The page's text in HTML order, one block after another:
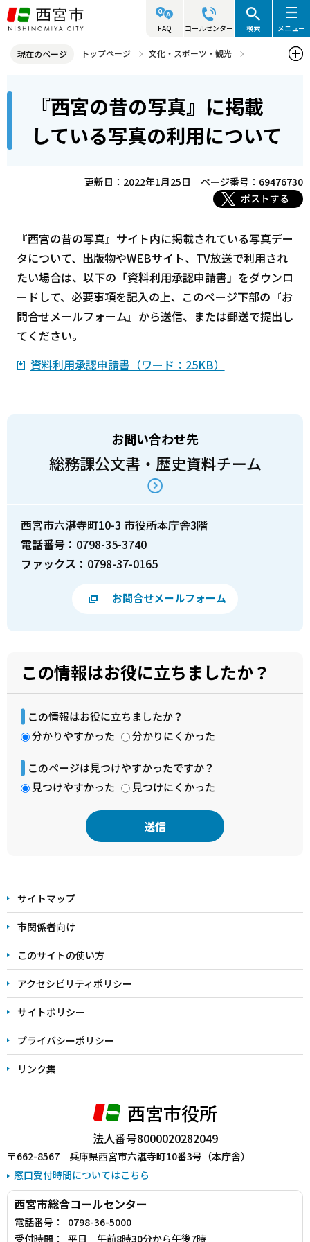
こ
の
ジ
頭
FAQ コールセンター 検索 メニュー
現在のページ トップページ
文化・スポーツ・観光
『西宮の昔の写真』に掲載している写真の利用について
『西宮の昔の写真』に掲載
している写真の利用について
更新日：2022年1月25日
ページ番号：69476730
ポストする
『西宮の昔の写真』サイト内に掲載されている写真デー
タについて、出版物やWEBサイト、TV放送で利用され
たい場合は、以下の「資料利用承認申請書」をダウンロ
ードして、必要事項を記入の上、このページ下部の『お
問合せメールフォーム』から送信、または郵送で提出し
てください。
資料利用承認申請書（ワード：25KB）
お問い合わせ先
総務課公文書・歴史資料チーム
西宮市六湛寺町10-3 市役所本庁舎3階
電話番号： 0798-35-3740
ファックス： 0798-37-0165
お問合せメールフォーム
この情報はお役に立ちましたか？
この情報はお役に立ちましたか？
分かりやすかった
分かりにくかった
このページは見つけやすかったですか？
見つけやすかった
見つけにくかった
文
こ
こ
ま
で
サイトマップ
市関係者向け
このサイトの使い方
アクセシビリティポリシー
サイトポリシー
プライバシーポリシー
リンク集
西宮市役所
法人番号8000020282049
〒662-8567 兵庫県西宮市六湛寺町10番3号（本庁舎）
窓口受付時間についてはこちら
西宮市総合コールセンター
電話番号：
0798-36-5000
受付時間：
平日 午前8時30分から午後7時